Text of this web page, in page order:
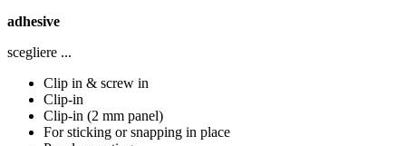
adhesive
scegliere ...
Clip in & screw in
Clip-in
Clip-in (2 mm panel)
For sticking or snapping in place